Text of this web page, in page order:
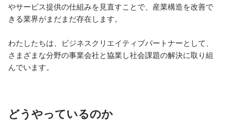
やサービス提供の仕組みを見直すことで、産業構造を改善で
きる業界がまだまだ存在します。
わたしたちは、ビジネスクリエイティブパートナーとして、
さまざまな分野の事業会社と協業し社会課題の解決に取り組
んでいます。
どうやっているのか